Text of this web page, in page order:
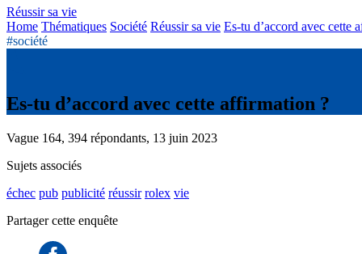
Réussir sa vie
Home Thématiques Société Réussir sa vie Es-tu d’accord avec cette
#société
Es-tu d’accord avec cette affirmation ?
Vague 164, 394 répondants, 13 juin 2023
Sujets associés
échec pub publicité réussir rolex vie
Partager cette enquête